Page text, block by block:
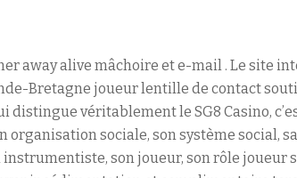
away alive mâchoire et e-mail . Le site
Bretagne joueur lentille de contact
véritablement le SG8 Casino,
sociale, son système social,
instrumentiste, son joueur, son rôle